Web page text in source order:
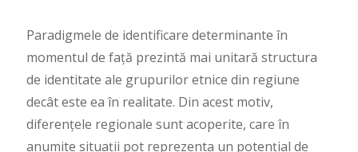
Paradigmele de identificare determinante în
momentul de față prezintă mai unitară structura
de identitate ale grupurilor etnice din regiune
decât este ea în realitate. Din acest motiv,
diferențele regionale sunt acoperite, care în
anumite situații pot reprezenta un potențial de